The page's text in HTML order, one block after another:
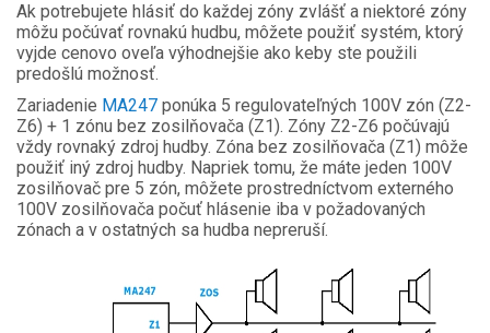
Ak potrebujete hlásiť do každej zóny zvlášť a niektoré zóny
môžu počúvať rovnakú hudbu, môžete použiť systém, ktorý
vyjde cenovo oveľa výhodnejšie ako keby ste použili
predošlú možnosť.
Zariadenie MA247 ponúka 5 regulovateľných 100V zón (Z2-
Z6) + 1 zónu bez zosilňovača (Z1). Zóny Z2-Z6 počúvajú
vždy rovnaký zdroj hudby. Zóna bez zosilňovača (Z1) môže
použiť iný zdroj hudby. Napriek tomu, že máte jeden 100V
zosilňovač pre 5 zón, môžete prostredníctvom externého
100V zosilňovača počuť hlásenie iba v požadovaných
zónach a v ostatných sa hudba nepreruší.